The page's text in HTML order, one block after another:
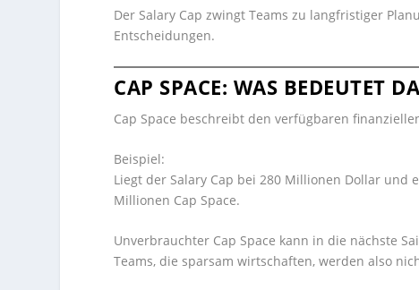
Der Salary Cap zwingt Teams zu langfristiger
Entscheidungen.
CAP SPACE: WAS BEDEUTET
Cap Space beschreibt den verfügbaren
Beispiel:
Liegt der Salary Cap bei 280 Millionen Dollar
Millionen Cap Space.
Unverbrauchter Cap Space kann in die nächste
Teams, die sparsam wirtschaften, werden also